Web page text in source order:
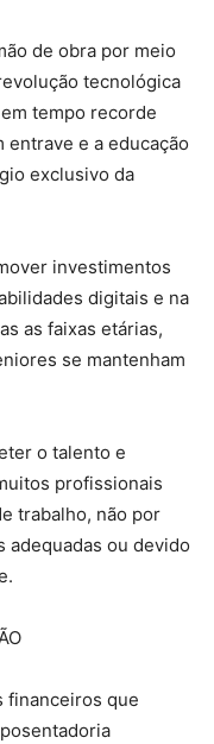
de obra por meio
tecnológica
tempo recorde
entrave e a educação
exclusivo da
investimentos
digitais e na
as faixas etárias,
se mantenham
o talento e
profissionais
trabalho, não por
adequadas ou devido
financeiros que